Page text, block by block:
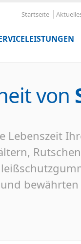
Startseite
von